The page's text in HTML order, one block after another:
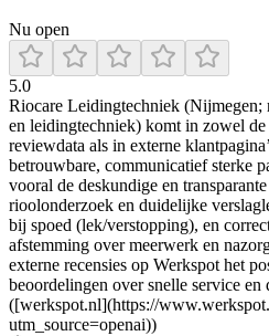
Nu open
5.0
Riocare Leidingtechniek (Nijmegen;
en leidingtechniek) komt in zowel de
reviewdata als in externe
betrouwbare, communicatief sterke
vooral de deskundige en
rioolonderzoek en duidelijke
bij spoed (lek/verstopping), en
afstemming over meerwerk en
externe recensies op Werkspot het
beoordelingen over snelle service
([werkspot.nl](https://
utm_source=openai))